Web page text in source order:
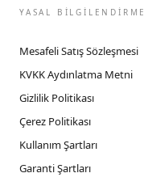
YASAL BİLGİLENDİRME
Mesafeli Satış Sözleşmesi
KVKK Aydınlatma Metni
Gizlilik Politikası
Çerez Politikası
Kullanım Şartları
Garanti Şartları